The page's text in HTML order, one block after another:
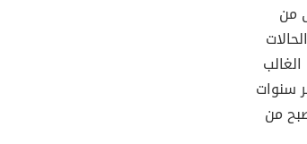
من
سنوات
من